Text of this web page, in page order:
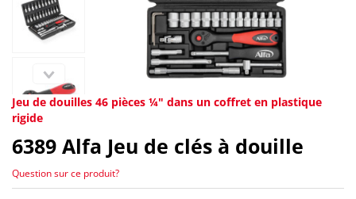
Jeu de douilles 46 pièces ¼" dans un coffret en plastique
rigide
6389 Alfa Jeu de clés à douille
Question sur ce produit?